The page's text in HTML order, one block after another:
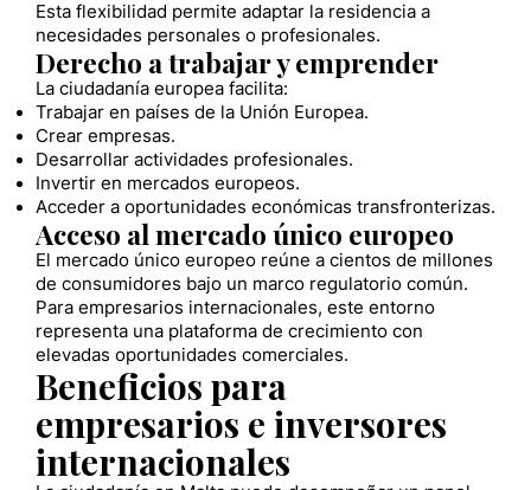
Esta flexibilidad permite adaptar la residencia a
necesidades personales o profesionales.
Derecho a trabajar y emprender
La ciudadanía europea facilita:
Trabajar en países de la Unión Europea.
Crear empresas.
Desarrollar actividades profesionales.
Invertir en mercados europeos.
Acceder a oportunidades económicas transfronterizas.
Acceso al mercado único europeo
El mercado único europeo reúne a cientos de millones
de consumidores bajo un marco regulatorio común.
Para empresarios internacionales, este entorno
representa una plataforma de crecimiento con
elevadas oportunidades comerciales.
Beneficios para
empresarios e inversores
internacionales